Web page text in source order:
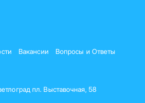
Вакансии
Вопросы и Ответы
пл. Выставочная, 58